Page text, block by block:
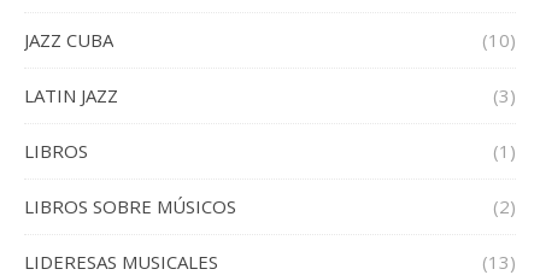
JAZZ CUBA (10)
LATIN JAZZ (3)
LIBROS (1)
LIBROS SOBRE MÚSICOS (2)
LIDERESAS MUSICALES (13)